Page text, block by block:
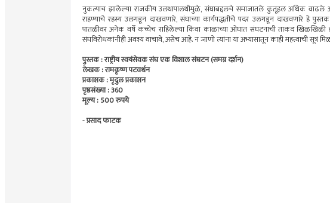
नुकत्याच झालेल्या राजकीय उलथापालथीमुळे, संघाबद्दलचे समाजातले कुतूहल अधिक
राहण्याचे रहस्य उलगडून दाखवणारे, संघाच्या कार्यपद्धतीचे पदर उलगडून दाखवणारे हे
पातळीवर अनेक वर्षे कच्चेच राहिलेल्या किंवा काळाच्या ओघात संघटनाची ताकद
संघविरोधकांनीही अवश्य वाचावे, असेच आहे. न जाणो त्यांना या अभ्यासातून काही महत्त्वाची सूत्रं
पुस्तक : राष्ट्रीय स्वयंसेवक संघ एक विशाल संघटन (समग्र दर्शन)
लेखक : रामकृष्ण पटवर्धन
प्रकाशक : मृदुल प्रकाशन
पृष्ठसंख्या : 360
मूल्य : 500 रुपये
- प्रसाद फाटक